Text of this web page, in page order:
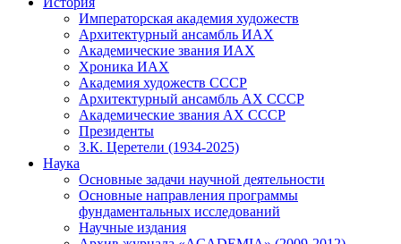
Императорская академия художеств
Архитектурный ансамбль ИАХ
Академические звания ИАХ
Хроника ИАХ
Академия художеств СССР
Архитектурный ансамбль АХ СССР
Академические звания АХ СССР
Президенты
З.К. Церетели (1934-2025)
Наука
Основные задачи научной деятельности
Основные направления программы
фундаментальных исследований
Научные издания